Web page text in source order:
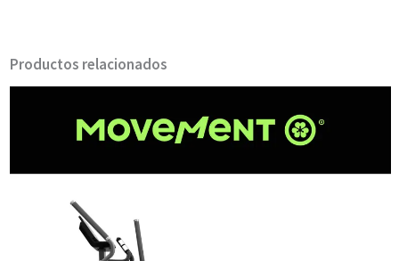
Productos relacionados